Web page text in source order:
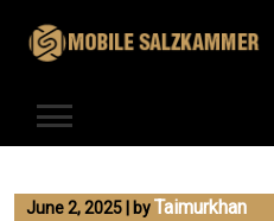
content
June 2, 2025 byTaimurkhan